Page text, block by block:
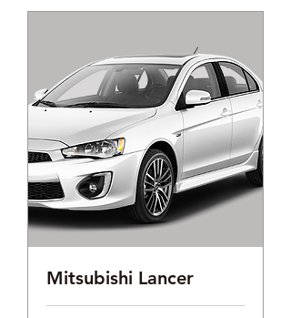
Mitsubishi Lancer